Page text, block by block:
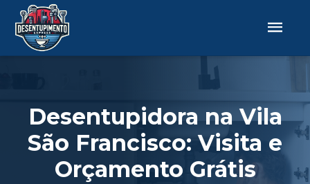
Desentupidora na Vila
São Francisco: Visita e
Orçamento Grátis